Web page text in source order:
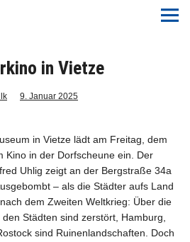
in Vietze
9. Januar 2025
in Vietze lädt am Freitag, dem
Kino in der Dorfscheune ein. Der
Uhlig zeigt an der Bergstraße 34a
– als die Städter aufs Land
dem Zweiten Weltkrieg: Über die
Städten sind zerstört, Hamburg,
sind Ruinenlandschaften. Doch